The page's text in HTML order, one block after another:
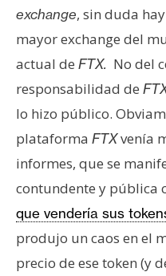
exchange, sin duda
mayor exchange del
actual de FTX. No del
responsabilidad de
lo hizo público.
plataforma FTXvenía
informes, que se
contundente y pública
que vendería sus
produjo un caos en el
precio de ese token (y